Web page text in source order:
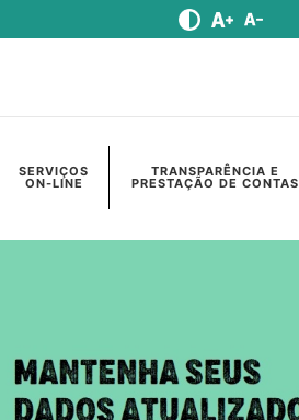
SERVIÇOS
ON-LINE
TRANSPARÊNCIA E
PRESTAÇÃO DE CONTAS